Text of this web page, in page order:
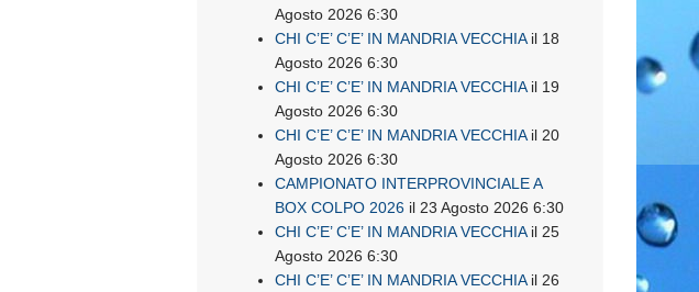
Agosto 2026 6:30
CHI C’E’ C’E’ IN MANDRIA VECCHIAil 18
Agosto 2026 6:30
CHI C’E’ C’E’ IN MANDRIA VECCHIAil 19
Agosto 2026 6:30
CHI C’E’ C’E’ IN MANDRIA VECCHIAil 20
Agosto 2026 6:30
CAMPIONATO INTERPROVINCIALE A
BOX COLPO 2026 il 23 Agosto 2026 6:30
CHI C’E’ C’E’ IN MANDRIA VECCHIAil 25
Agosto 2026 6:30
CHI C’E’ C’E’ IN MANDRIA VECCHIAil 26